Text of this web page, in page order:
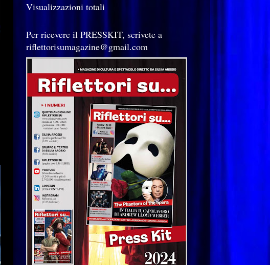
Visualizzazioni totali
Per ricevere il PRESSKIT, scrivete a
riflettorisumagazine@gmail.com